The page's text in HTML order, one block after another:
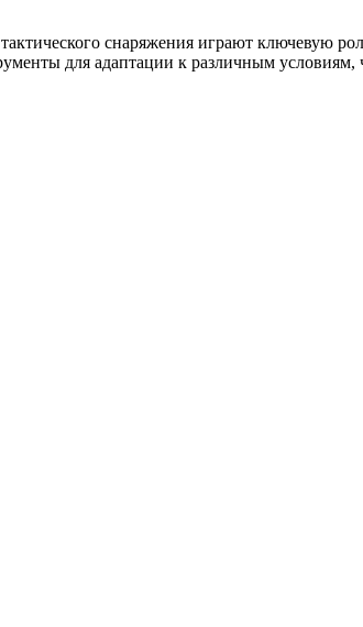
снаряжения играют ключевую
для адаптации к различным